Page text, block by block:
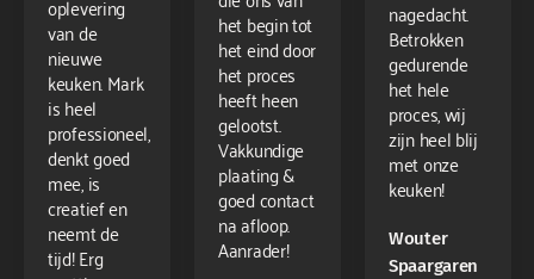
van de
nieuwe
keuken. Mark
is heel
professioneel,
denkt goed
mee, is
creatief en
neemt de
tijd! Erg
het begin tot
het eind door
het proces
heeft heen
gelootst.
Vakkundige
plaating &
goed contact
na afloop.
Aanrader!
nagedacht.
Betrokken
gedurende
het hele
proces, wij
zijn heel blij
met onze
keuken!
Wouter
Spaargaren